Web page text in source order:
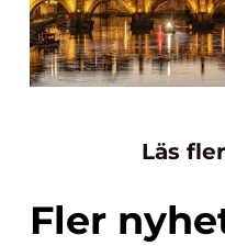
Läs
Fler